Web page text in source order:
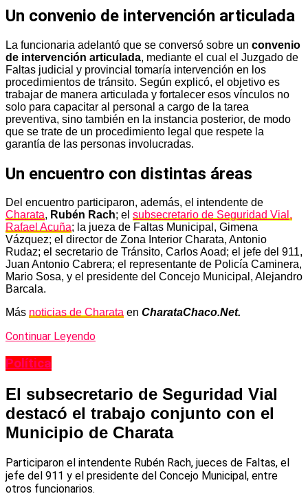
Un convenio de intervención articulada
La funcionaria adelantó que se conversó sobre un convenio
de intervención articulada, mediante el cual el Juzgado de
Faltas judicial y provincial tomaría intervención en los
procedimientos de tránsito. Según explicó, el objetivo es
trabajar de manera articulada y fortalecer esos vínculos no
solo para capacitar al personal a cargo de la tarea
preventiva, sino también en la instancia posterior, de modo
que se trate de un procedimiento legal que respete la
garantía de las personas involucradas.
Un encuentro con distintas áreas
Del encuentro participaron, además, el intendente de
Charata, Rubén Rach; el subsecretario de Seguridad Vial,
Rafael Acuña; la jueza de Faltas Municipal, Gimena
Vázquez; el director de Zona Interior Charata, Antonio
Rudaz; el secretario de Tránsito, Carlos Aoad; el jefe del 911,
Juan Antonio Cabrera; el representante de Policía Caminera,
Mario Sosa, y el presidente del Concejo Municipal, Alejandro
Barcala.
Más noticias de Charata en CharataChaco.Net.
Continuar Leyendo
Política
El subsecretario de Seguridad Vial
destacó el trabajo conjunto con el
Municipio de Charata
Participaron el intendente Rubén Rach, jueces de Faltas, el
jefe del 911 y el presidente del Concejo Municipal, entre
otros funcionarios.